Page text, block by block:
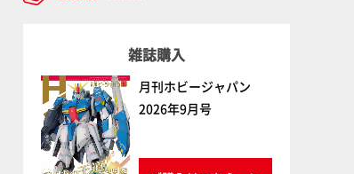
11:59まで応募受付中】
雑誌購入
月刊ホビージャパン
2026年9月号